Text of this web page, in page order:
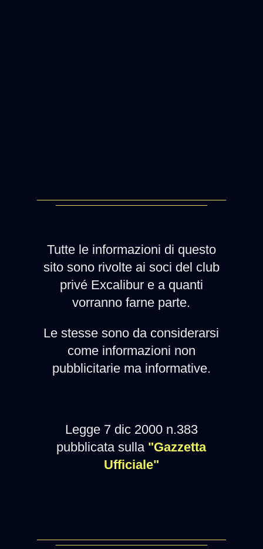
Tutte le informazioni di questo
sito sono rivolte ai soci del club
privé Excalibur e a quanti
vorranno farne parte.
Le stesse sono da considerarsi
come informazioni non
pubblicitarie ma informative.
Legge 7 dic 2000 n.383
pubblicata sulla "Gazzetta
Ufficiale"